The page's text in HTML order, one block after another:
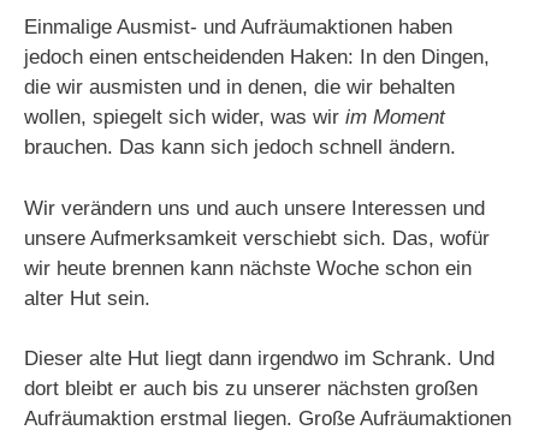
Einmalige Ausmist- und Aufräumaktionen haben
jedoch einen entscheidenden Haken: In den Dingen,
die wir ausmisten und in denen, die wir behalten
wollen, spiegelt sich wider, was wir im Moment
brauchen. Das kann sich jedoch schnell ändern.
Wir verändern uns und auch unsere Interessen und
unsere Aufmerksamkeit verschiebt sich. Das, wofür
wir heute brennen kann nächste Woche schon ein
alter Hut sein.
Dieser alte Hut liegt dann irgendwo im Schrank. Und
dort bleibt er auch bis zu unserer nächsten großen
Aufräumaktion erstmal liegen. Große Aufräumaktionen